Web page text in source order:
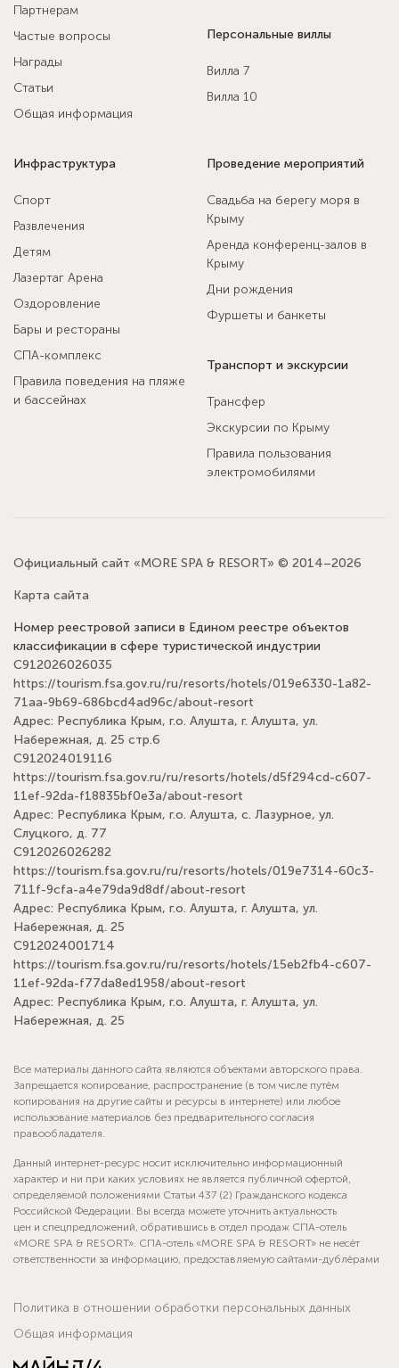
Партнерам
Частые вопросы
Награды
Статьи
Общая информация
Персональные виллы
Вилла 7
Вилла 10
Инфраструктура
Спорт
Развлечения
Детям
Лазертаг Арена
Оздоровление
Бары и рестораны
СПА-комплекс
Правила поведения на пляже
и бассейнах
Проведение мероприятий
Свадьба на берегу моря в
Крыму
Аренда конференц-залов в
Крыму
Дни рождения
Фуршеты и банкеты
Транспорт и экскурсии
Трансфер
Экскурсии по Крыму
Правила пользования
электромобилями
Официальный сайт «MORE SPA & RESORT» © 2014–2026
Карта сайта
Номер реестровой записи в Едином реестре объектов
классификации в сфере туристической индустрии
С912026026035
https://tourism.fsa.gov.ru/ru/resorts/hotels/019e6330-1a82-
71aa-9b69-686bcd4ad96c/about-resort
Адрес: Республика Крым, г.о. Алушта, г. Алушта, ул.
Набережная, д. 25 стр.6
С912024019116
https://tourism.fsa.gov.ru/ru/resorts/hotels/d5f294cd-c607-
11ef-92da-f18835bf0e3a/about-resort
Адрес: Республика Крым, г.о. Алушта, с. Лазурное, ул.
Слуцкого, д. 77
С912026026282
https://tourism.fsa.gov.ru/ru/resorts/hotels/019e7314-60c3-
711f-9cfa-a4e79da9d8df/about-resort
Адрес: Республика Крым, г.о. Алушта, г. Алушта, ул.
Набережная, д. 25
С912024001714
https://tourism.fsa.gov.ru/ru/resorts/hotels/15eb2fb4-c607-
11ef-92da-f77da8ed1958/about-resort
Адрес: Республика Крым, г.о. Алушта, г. Алушта, ул.
Набережная, д. 25
Все материалы данного сайта являются объектами авторского права.
Запрещается копирование, распространение (в том числе путём
копирования на другие сайты и ресурсы в интернете) или любое
использование материалов без предварительного согласия
правообладателя.
Данный интернет-ресурс носит исключительно информационный
характер и ни при каких условиях не является публичной офертой,
определяемой положениями Статьи 437 (2) Гражданского кодекса
Российской Федерации. Вы всегда можете уточнить актуальность
цен и спецпредложений, обратившись в отдел продаж СПА-отель
«MORE SPA & RESORT». СПА-отель «MORE SPA & RESORT» не несёт
ответственности за информацию, предоставляемую сайтами-дублёрами
Политика в отношении обработки персональных данных
Общая информация